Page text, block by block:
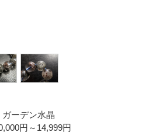
ガーデン水晶
円～14,999円